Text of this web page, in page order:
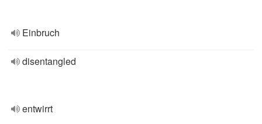
Einbruch
disentangled
entwirrt